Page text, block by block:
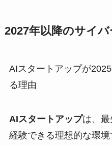
2027年以降のサイ
AIスタートアップが
る理由
AIスタートアップは、最
経験できる理想的な環